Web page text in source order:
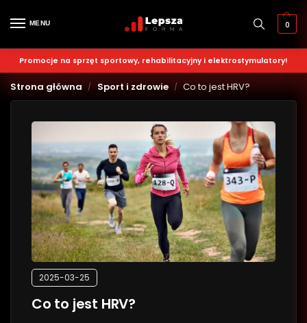
MENU 0
Promocje na sprzęt sportowy, rehabilitacyjny i elektrostymulatory!
Strona główna / Sport i zdrowie / Co to jest HRV?
2025-03-25
Co to jest HRV?